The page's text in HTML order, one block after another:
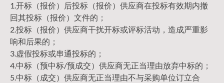
1.开标（报价）后投标（报价）供应商在投标有效期内撤
回其投标（报价）文件的；
2.投标（报价）供应商干扰开标或评标活动，造成严重影
响和后果的；
3.虚假投标或串通投标的；
4.中标（预中标/预成交）供应商无正当理由放弃中标的；
5.中标（成交）供应商无正当理由不与采购单位订立合